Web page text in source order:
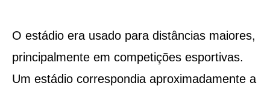
O estádio era usado para distâncias maiores,
principalmente em competições esportivas.
Um estádio correspondia aproximadamente a